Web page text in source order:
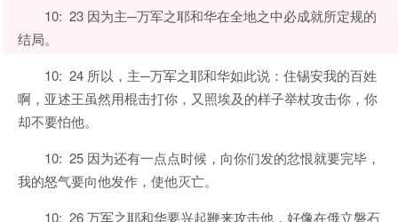
10: 23 因为主─万军之耶和华在全地之中必成就所定规的
结局。
10: 24 所以，主─万军之耶和华如此说：住锡安我的百姓
啊，亚述王虽然用棍击打你，又照埃及的样子举杖攻击你，你
却不要怕他。
10: 25 因为还有一点点时候，向你们发的忿恨就要完毕，
我的怒气要向他发作，使他灭亡。
10: 26 万军之耶和华要兴起鞭来攻击他，好像在俄立磐石